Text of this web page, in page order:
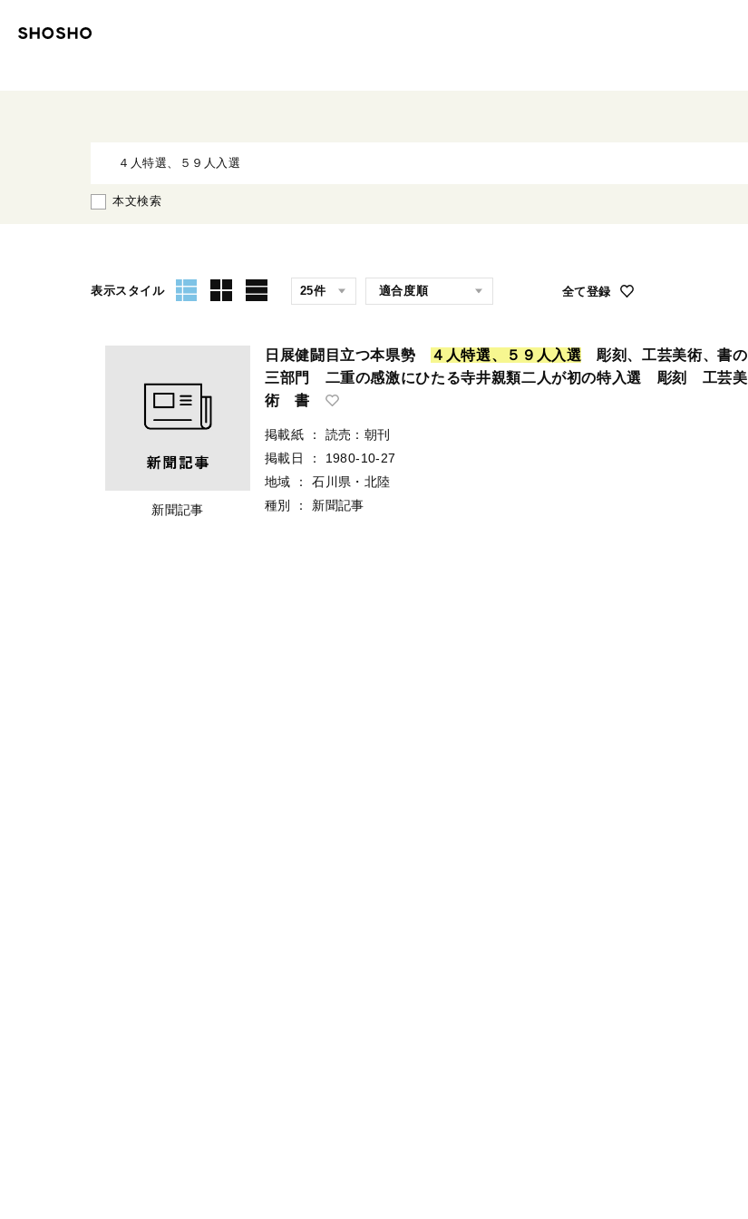
本文検索
表示スタイル 全て登録
新聞記事
日展健闘目立つ本県勢 ４ 人特選、 ５ ９ 人 入選 彫刻、工芸美術、書の
三部門 二重の感激にひたる寺井親類二人が初の特入選 彫刻 工芸美
術 書
掲載紙 ：
読売：朝刊
掲載日
：
1980-10-27
地域
：
石川県・北陸
種別
： 新聞記事